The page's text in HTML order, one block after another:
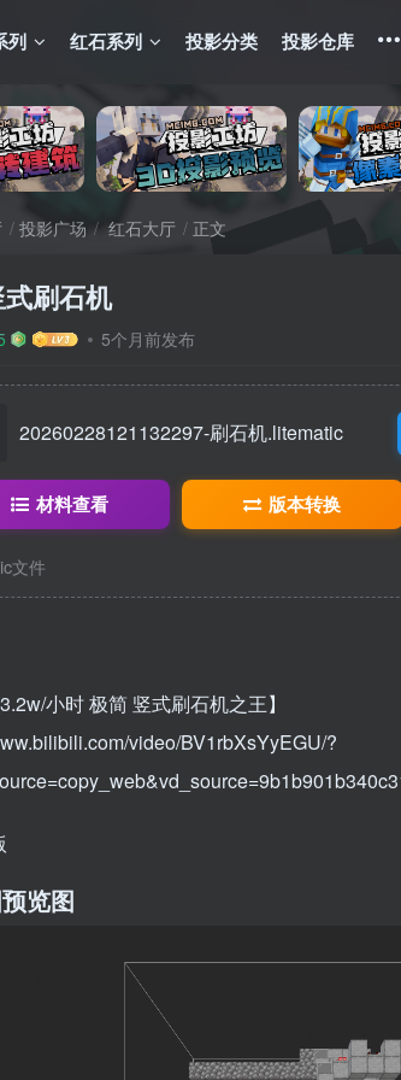
列 红石系列 投影分类 投影仓库
投影广场 红石大厅 正文
刷石机
5个月前发布
20260228121132297-刷石机.litematic
材料查看 版本转换
文件
小时 极简 竖式刷石机之王】
video/BV1rbXsYyEGU/?
览图